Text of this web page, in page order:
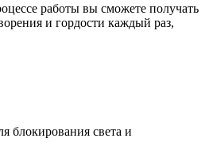
работы вы сможете получать
и гордости каждый раз,
блокирования света и